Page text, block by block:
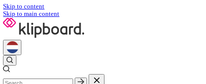
Skip to content
Skip to main content